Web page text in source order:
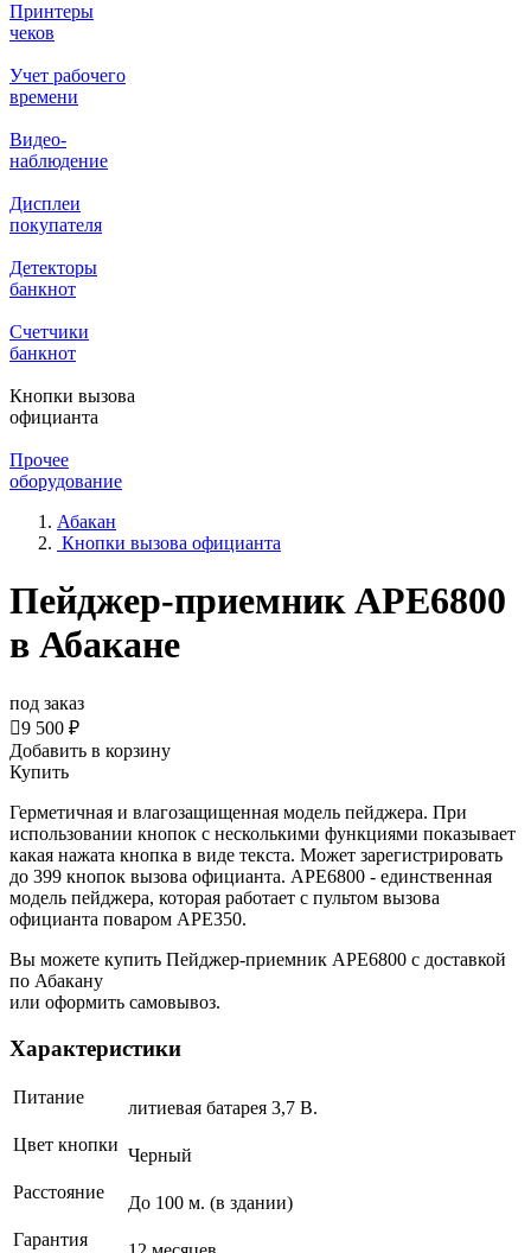
Принтеры
чеков
Учет рабочего
времени
Видео‑
наблюдение
Дисплеи
покупателя
Детекторы
банкнот
Счетчики
банкнот
Кнопки вызова
официанта
Прочее
оборудование
Абакан
Кнопки вызова официанта
Пейджер-приемник АРЕ6800
в Абакане
под заказ
9 500 ₽
Добавить в корзину
Купить
Герметичная и влагозащищенная модель пейджера. При
использовании кнопок с несколькими функциями показывает
какая нажата кнопка в виде текста. Может зарегистрировать
до 399 кнопок вызова официанта. АРЕ6800 - единственная
модель пейджера, которая работает с пультом вызова
официанта поваром APE350.
Вы можете купить Пейджер-приемник АРЕ6800 с доставкой
по Абакану
или оформить самовывоз.
Характеристики
Питание
литиевая батарея 3,7 В.
Цвет кнопки
Черный
Расстояние
До 100 м. (в здании)
Гарантия